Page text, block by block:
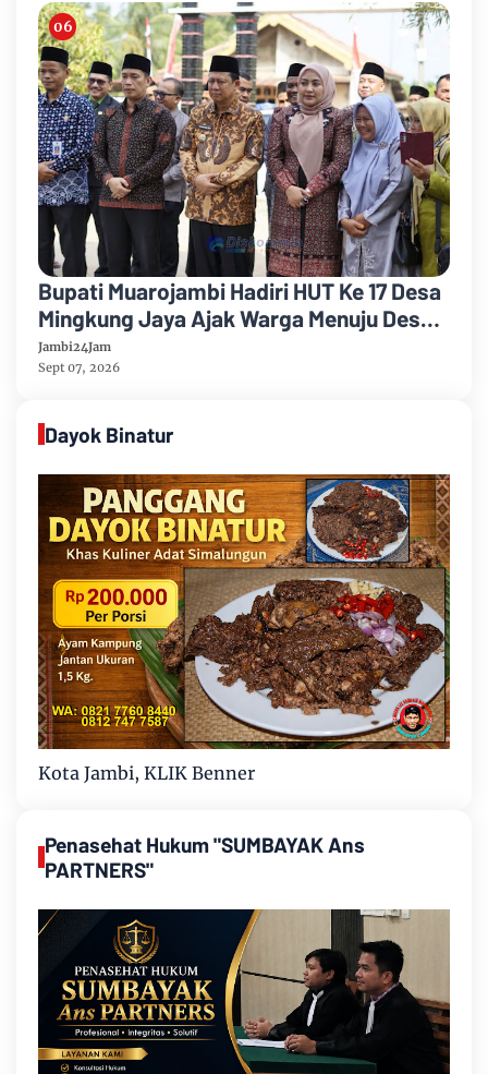
Bupati Muarojambi Hadiri HUT Ke 17 Desa
Mingkung Jaya Ajak Warga Menuju Desa
Mandiri 2026
Jambi24Jam
Sept 07, 2026
Dayok Binatur
Kota Jambi, KLIK Benner
Penasehat Hukum "SUMBAYAK Ans
PARTNERS"